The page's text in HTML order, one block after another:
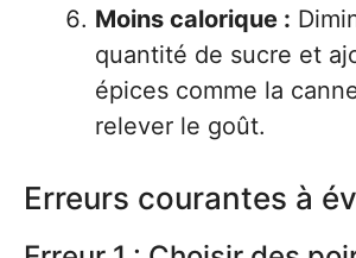
Moins calorique :
quantité de sucre et
épices comme la
relever le goût.
Erreurs courantes à